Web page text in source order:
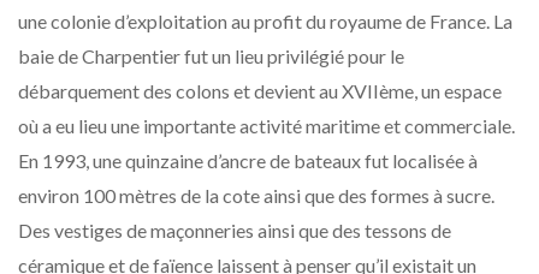
une colonie d’exploitation au profit du royaume de France. La
baie de Charpentier fut un lieu privilégié pour le
débarquement des colons et devient au XVIIème, un espace
où a eu lieu une importante activité maritime et commerciale.
En 1993, une quinzaine d’ancre de bateaux fut localisée à
environ 100 mètres de la cote ainsi que des formes à sucre.
Des vestiges de maçonneries ainsi que des tessons de
céramique et de faïence laissent à penser qu’il existait un